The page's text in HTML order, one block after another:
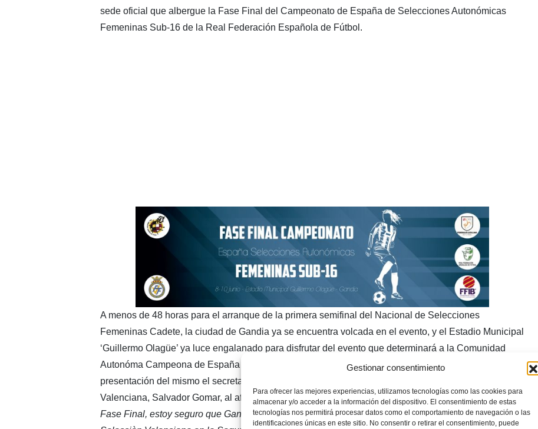
Gestionar consentimiento
Para ofrecer las mejores experiencias, utilizamos tecnologías como las cookies para
almacenar y/o acceder a la información del dispositivo. El consentimiento de estas
tecnologías nos permitirá procesar datos como el comportamiento de navegación o las
identificaciones únicas en este sitio. No consentir o retirar el consentimiento, puede
sede oficial que albergue la Fase Final del Campeonato de España de Selecciones Autonómicas
Femeninas Sub-16 de la Real Federación Española de Fútbol.
A menos de 48 horas para el arranque de la primera semifinal del Nacional de Selecciones
Femeninas Cadete, la ciudad de Gandia ya se encuentra volcada en el evento, y el Estadio Municipal
‘Guillermo Olagüe’ ya luce engalanado para disfrutar del evento que determinará a la Comunidad
Autonóma Campeona de España en la presente termporada 2017/18. Ya lo advirtió en la
presentación del mismo el secretario general de la Federación de Fútbol de la Comunidad
Valenciana, Salvador Gomar, al afirmar que
«vamos a vivir un gran espectáculo deportivo en esta
Fase Final, estoy seguro que Gandia responderá con la misma intensidad con que apoyó a la